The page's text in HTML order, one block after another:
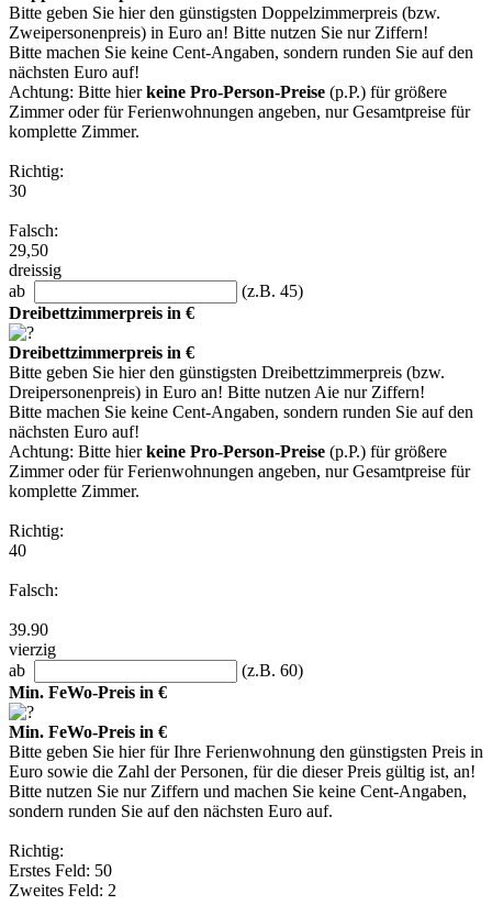
Bitte geben Sie hier den günstigsten Doppelzimmerpreis (bzw.
Zweipersonenpreis) in Euro an! Bitte nutzen Sie nur Ziffern!
Bitte machen Sie keine Cent-Angaben, sondern runden Sie auf den
nächsten Euro auf!
Achtung: Bitte hierkeine Pro-Person-Preise (p.P.) für größere
Zimmer oder für Ferienwohnungen angeben, nur Gesamtpreise für
komplette Zimmer.
Richtig:
30
Falsch:
29,50
dreissig
ab
(z.B. 45)
Dreibettzimmerpreis in €
Dreibettzimmerpreis in €
Bitte geben Sie hier den günstigsten Dreibettzimmerpreis (bzw.
Dreipersonenpreis) in Euro an! Bitte nutzen Aie nur Ziffern!
Bitte machen Sie keine Cent-Angaben, sondern runden Sie auf den
nächsten Euro auf!
Achtung: Bitte hierkeine Pro-Person-Preise (p.P.) für größere
Zimmer oder für Ferienwohnungen angeben, nur Gesamtpreise für
komplette Zimmer.
Richtig:
40
Falsch:
39.90
vierzig
ab
(z.B. 60)
Min. FeWo-Preis in €
Min. FeWo-Preis in €
Bitte geben Sie hier für Ihre Ferienwohnung den günstigsten Preis in
Euro sowie die Zahl der Personen, für die dieser Preis gültig ist, an!
Bitte nutzen Sie nur Ziffern und machen Sie keine Cent-Angaben,
sondern runden Sie auf den nächsten Euro auf.
Richtig:
Erstes Feld: 50
Zweites Feld: 2